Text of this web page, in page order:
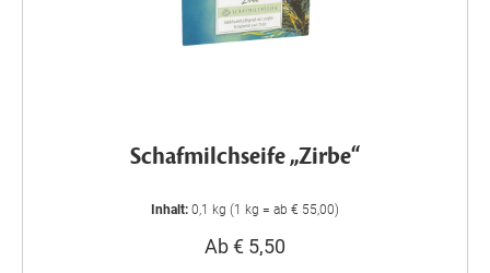
Schafmilchseife „Zirbe“
Inhalt: 0,1 kg (1 kg = ab € 55,00)
Ab € 5,50